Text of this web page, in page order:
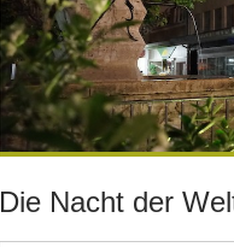
Die Nacht der